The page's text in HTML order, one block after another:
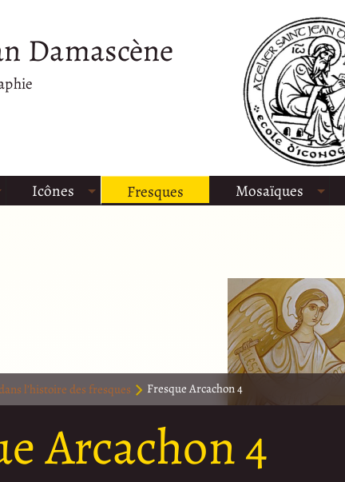
Damascène
Icônes Fresques Mosaïques
l’histoire des fresques Fresque Arcachon 4
Arcachon 4